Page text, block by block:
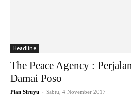
Headline
The Peace Agency :
Damai Poso
Pian Siruyu - Sabtu, 4 November 2017